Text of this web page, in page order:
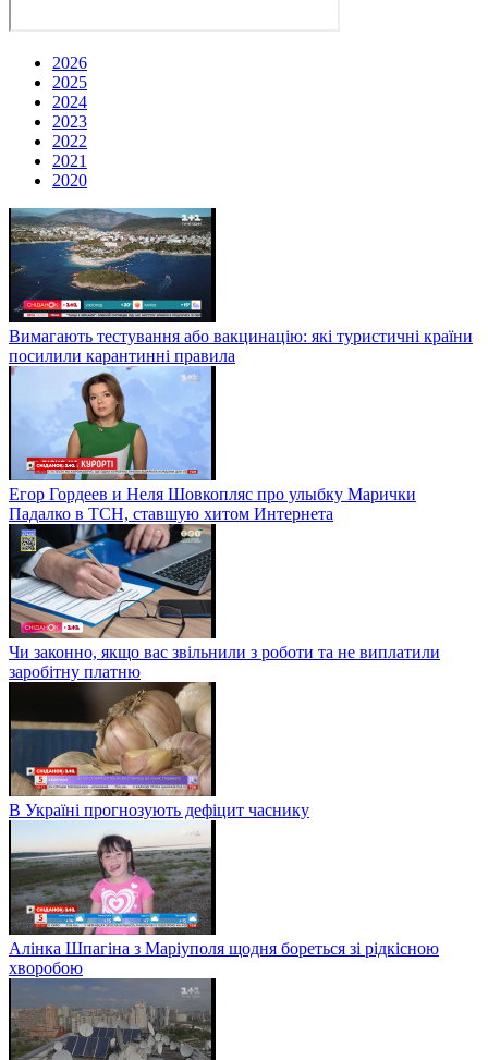
2026
2025
2024
2023
2022
2021
2020
Вимагають тестування або вакцинацію: які туристичні країни
посилили карантинні правила
Егор Гордеев и Неля Шовкопляс про улыбку Марички
Падалко в ТСН, ставшую хитом Интернета
Чи законно, якщо вас звільнили з роботи та не виплатили
заробітну платню
В Україні прогнозують дефіцит часнику
Алінка Шпагіна з Маріуполя щодня бореться зі рідкісною
хворобою